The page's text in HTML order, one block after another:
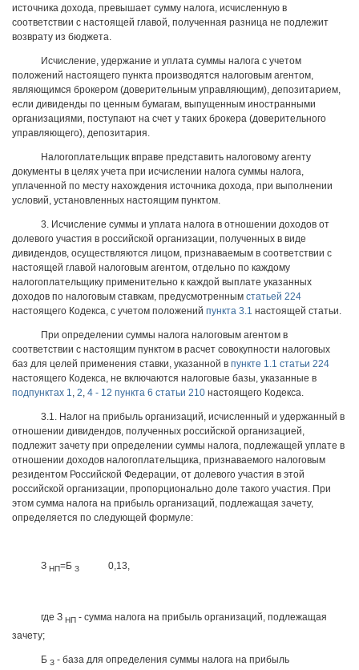
источника дохода, превышает сумму налога, исчисленную в
соответствии с настоящей главой, полученная разница не подлежит
возврату из бюджета.
Исчисление, удержание и уплата суммы налога с учетом
положений настоящего пункта производятся налоговым агентом,
являющимся брокером (доверительным управляющим), депозитарием,
если дивиденды по ценным бумагам, выпущенным иностранными
организациями, поступают на счет у таких брокера (доверительного
управляющего), депозитария.
Налогоплательщик вправе представить налоговому агенту
документы в целях учета при исчислении налога суммы налога,
уплаченной по месту нахождения источника дохода, при выполнении
условий, установленных настоящим пунктом.
3. Исчисление суммы и уплата налога в отношении доходов от
долевого участия в российской организации, полученных в виде
дивидендов, осуществляются лицом, признаваемым в соответствии с
настоящей главой налоговым агентом, отдельно по каждому
налогоплательщику применительно к каждой выплате указанных
доходов по налоговым ставкам, предусмотренным статьей 224
настоящего Кодекса, с учетом положений пункта 3.1 настоящей статьи.
При определении суммы налога налоговым агентом в
соответствии с настоящим пунктом в расчет совокупности налоговых
баз для целей применения ставки, указанной в пункте 1.1 статьи 224
настоящего Кодекса, не включаются налоговые базы, указанные в
подпунктах 1, 2, 4 - 12 пункта 6 статьи 210 настоящего Кодекса.
3.1. Налог на прибыль организаций, исчисленный и удержанный в
отношении дивидендов, полученных российской организацией,
подлежит зачету при определении суммы налога, подлежащей уплате в
отношении доходов налогоплательщика, признаваемого налоговым
резидентом Российской Федерации, от долевого участия в этой
российской организации, пропорционально доле такого участия. При
этом сумма налога на прибыль организаций, подлежащая зачету,
определяется по следующей формуле:
З НП=Б З 0,13,
где З НП - сумма налога на прибыль организаций, подлежащая
зачету;
Б З - база для определения суммы налога на прибыль